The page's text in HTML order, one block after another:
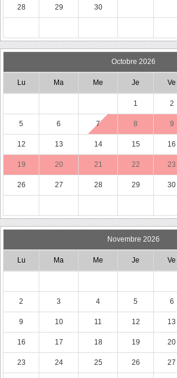
28 29 30
Octobre 2026
Lu Ma Me Je Ve
1 2
5 6 7 8 9
12 13 14 15 16
19 20 21 22 23
26 27 28 29 30
Novembre 2026
Lu Ma Me Je Ve
2 3 4 5 6
9 10 11 12 13
16 17 18 19 20
23 24 25 26 27